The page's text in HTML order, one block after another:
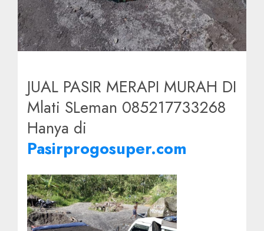
JUAL PASIR MERAPI MURAH DI
Mlati SLeman 085217733268
Hanya di
Pasirprogosuper.com